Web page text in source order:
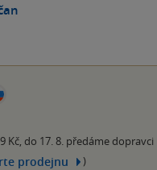
Kč, do 17. 8. předáme dopravci
prodejnu )